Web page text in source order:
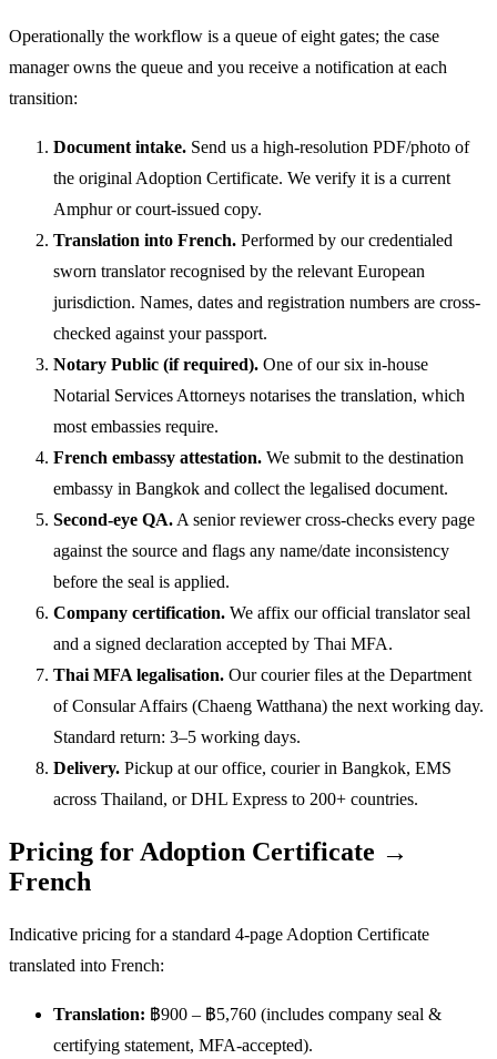
Operationally the workflow is a queue of eight gates; the case
manager owns the queue and you receive a notification at each
transition:
Document intake. Send us a high-resolution PDF/photo of
the original Adoption Certificate. We verify it is a current
Amphur or court-issued copy.
Translation into French. Performed by our credentialed
sworn translator recognised by the relevant European
jurisdiction. Names, dates and registration numbers are cross-
checked against your passport.
Notary Public (if required). One of our six in-house
Notarial Services Attorneys notarises the translation, which
most embassies require.
French embassy attestation. We submit to the destination
embassy in Bangkok and collect the legalised document.
Second-eye QA. A senior reviewer cross-checks every page
against the source and flags any name/date inconsistency
before the seal is applied.
Company certification. We affix our official translator seal
and a signed declaration accepted by Thai MFA.
Thai MFA legalisation. Our courier files at the Department
of Consular Affairs (Chaeng Watthana) the next working day.
Standard return: 3–5 working days.
Delivery. Pickup at our office, courier in Bangkok, EMS
across Thailand, or DHL Express to 200+ countries.
Pricing for Adoption Certificate →
French
Indicative pricing for a standard 4-page Adoption Certificate
translated into French:
Translation: ฿900 – ฿5,760 (includes company seal &
certifying statement, MFA-accepted).